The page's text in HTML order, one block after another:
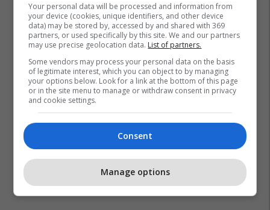
Your personal data will be processed and information from
your device (cookies, unique identifiers, and other device
data) may be stored by, accessed by and shared with 369
partners, or used specifically by this site. We and our partners
may use precise geolocation data. List of partners.
Some vendors may process your personal data on the basis
of legitimate interest, which you can object to by managing
your options below. Look for a link at the bottom of this page
or in the site menu to manage or withdraw consent in privacy
and cookie settings.
Consent
Manage options